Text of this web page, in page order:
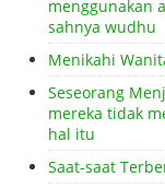
menggunakan
sahnya wudhu
Menikahi
Seseorang
mereka tidak
hal itu
Saat-saat